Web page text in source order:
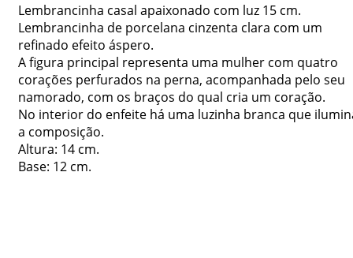
Lembrancinha casal apaixonado com luz 15 cm.
Lembrancinha de porcelana cinzenta clara com um
refinado efeito áspero.
A figura principal representa uma mulher com quatro
corações perfurados na perna, acompanhada pelo seu
namorado, com os braços do qual cria um coração.
No interior do enfeite há uma luzinha branca que
a composição.
Altura: 14 cm.
Base: 12 cm.